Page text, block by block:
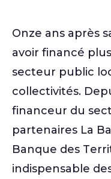
Onze ans après
avoir financé
secteur public
collectivités.
financeur du
partenaires La
Banque des
indispensable